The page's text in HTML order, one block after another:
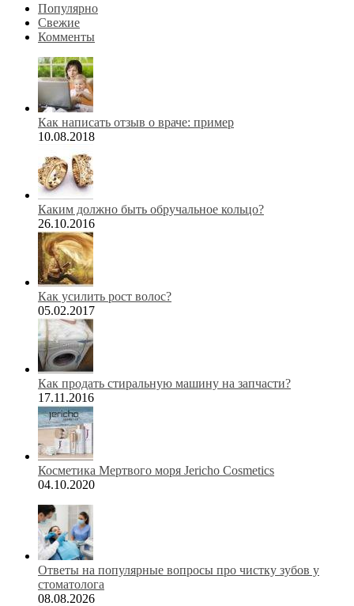
Популярно
Свежие
Комменты
Как написать отзыв о враче: пример
10.08.2018
Каким должно быть обручальное кольцо?
26.10.2016
Как усилить рост волос?
05.02.2017
Как продать стиральную машину на запчасти?
17.11.2016
Косметика Мертвого моря Jericho Cosmetics
04.10.2020
Ответы на популярные вопросы про чистку зубов у
стоматолога
08.08.2026